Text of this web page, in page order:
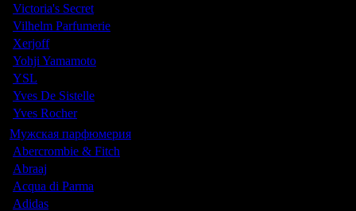
Victoria's Secret
Vilhelm Parfumerie
Xerjoff
Yohji Yamamoto
YSL
Yves De Sistelle
Yves Rocher
Мужская парфюмерия
Abercrombie & Fitch
Abraaj
Acqua di Parma
Adidas